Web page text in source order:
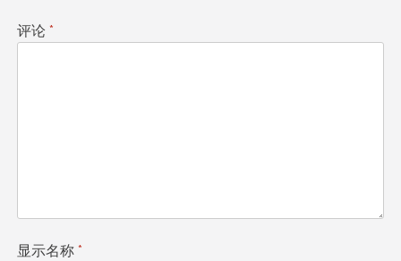
评论 *
显示名称 *